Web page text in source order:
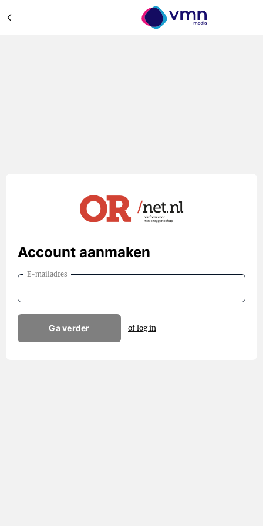
Account aanmaken
E-mailadres
Ga verder of log in